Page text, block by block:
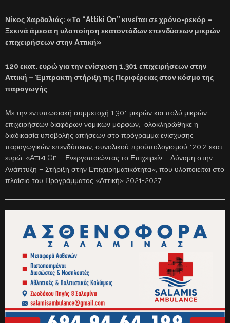
Νίκος Χαρδαλιάς: «Το “Attiki On” κινείται σε χρόνο-ρεκόρ –
Ξεκινά άμεσα η υλοποίηση εκατοντάδων επενδύσεων μικρών
επιχειρήσεων στην Αττική»
120 εκατ. ευρώ για την ενίσχυση 1.301 επιχειρήσεων στην
Αττική – Έμπρακτη στήριξη της Περιφέρειας στον κόσμο της
παραγωγής
Με την εντυπωσιακή συμμετοχή 1.301 μικρών και πολύ μικρών
επιχειρήσεων διαφόρων νομικών μορφών, ολοκληρώθηκε η
διαδικασία υποβολής αιτήσεων στο πρόγραμμα ενίσχυσης
παραγωγικών επενδύσεων, συνολικού προϋπολογισμού 120,2 εκατ.
ευρώ, «Attiki On – Ενεργοποιώντας το Επιχειρείν – Δύναμη στην
Ανάπτυξη – Στήριξη στην Επιχειρηματικότητα», που υλοποιείται στο
πλαίσιο του Προγράμματος «Αττική» 2021-2027.